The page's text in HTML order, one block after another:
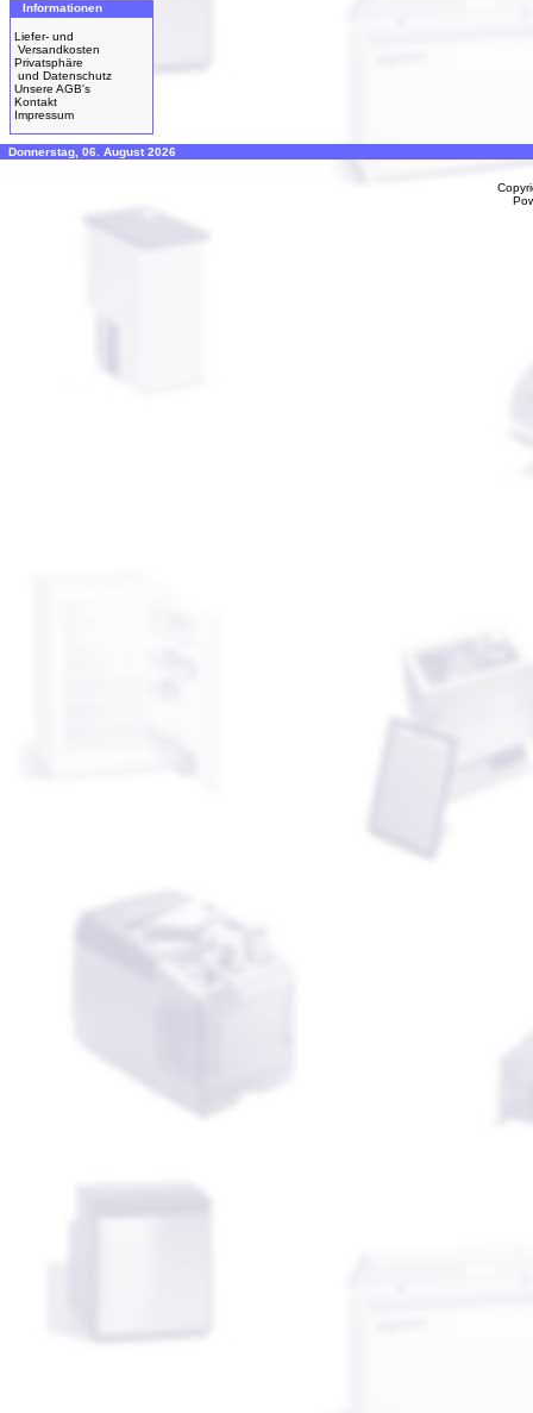
Informationen
Liefer- und
Versandkosten
Privatsphäre
und Datenschutz
Unsere AGB's
Kontakt
Impressum
Donnerstag, 06. August 2026